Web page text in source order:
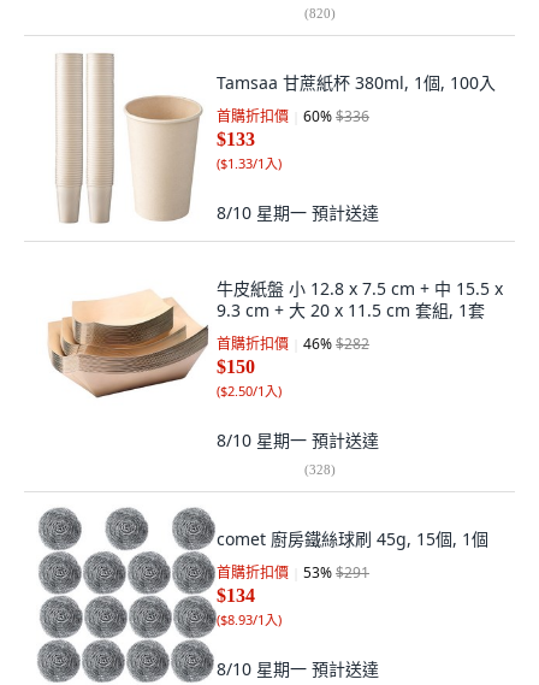
(820)
Tamsaa 甘蔗紙杯 380ml, 1個, 100入
首購折扣價 60%$336
$133
($1.33/1入)
8/10 星期一 預計送達
牛皮紙盤 小 12.8 x 7.5 cm + 中 15.5 x
9.3 cm + 大 20 x 11.5 cm 套組, 1套
首購折扣價 46%$282
$150
($2.50/1入)
8/10 星期一 預計送達
(328)
comet 廚房鐵絲球刷 45g, 15個, 1個
首購折扣價 53%$291
$134
($8.93/1入)
8/10 星期一 預計送達